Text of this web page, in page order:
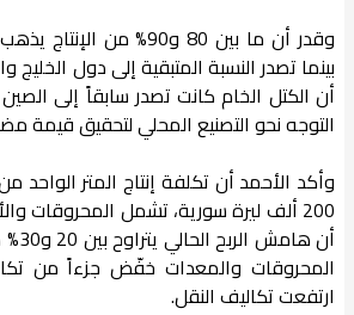
وقدر أن ما بين 80 و90% من
بينما تصدر النسبة المتبقية إلى دول الخليج
أن الكتل الخام كانت تصدر سابقاً إلى الصين
التوجه نحو التصنيع المحلي لتحقيق قيمة
وأكد الأحمد أن تكلفة إنتاج المتر الواحد
200 ألف ليرة سورية، تشمل المحروقات
أن
المحروقات والمعدات خفّض جزءاً من
ارتفعت تكاليف النقل.